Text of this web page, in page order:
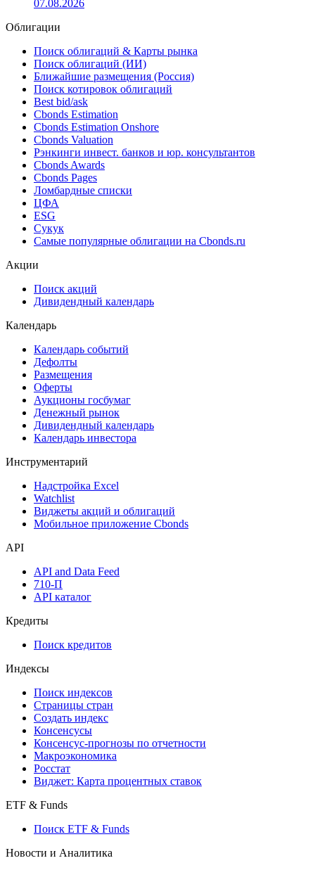
07.08.2026
Облигации
Поиск облигаций & Карты рынка
Поиск облигаций (ИИ)
Ближайшие размещения (Россия)
Поиск котировок облигаций
Best bid/ask
Cbonds Estimation
Cbonds Estimation Onshore
Cbonds Valuation
Рэнкинги инвест. банков и юр. консультантов
Cbonds Awards
Cbonds Pages
Ломбардные списки
ЦФА
ESG
Сукук
Самые популярные облигации на Cbonds.ru
Акции
Поиск акций
Дивидендный календарь
Календарь
Календарь событий
Дефолты
Размещения
Оферты
Аукционы госбумаг
Денежный рынок
Дивидендный календарь
Календарь инвестора
Инструментарий
Надстройка Excel
Watchlist
Виджеты акций и облигаций
Мобильное приложение Cbonds
API
API and Data Feed
710-П
API каталог
Кредиты
Поиск кредитов
Индексы
Поиск индексов
Страницы стран
Создать индекс
Консенсусы
Консенсус-прогнозы по отчетности
Макроэкономика
Росстат
Виджет: Карта процентных ставок
ETF & Funds
Поиск ETF & Funds
Новости и Аналитика